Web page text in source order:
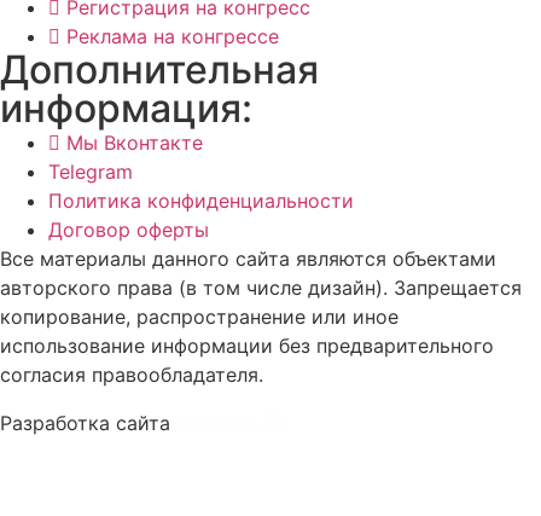
Регистрация на конгресс
Реклама на конгрессе
Дополнительная
информация:
Мы Вконтакте
Telegram
Политика конфиденциальности
Договор оферты
Все материалы данного сайта являются объектами
авторского права (в том числе дизайн). Запрещается
копирование, распространение или иное
использование информации без предварительного
согласия правообладателя.
Разработка сайта